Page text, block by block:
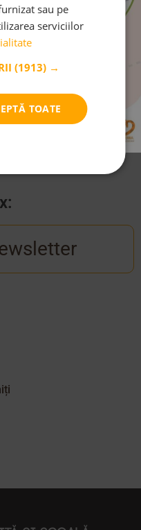
MULT
sau pe
serviciilor
(1913) →
TOATE